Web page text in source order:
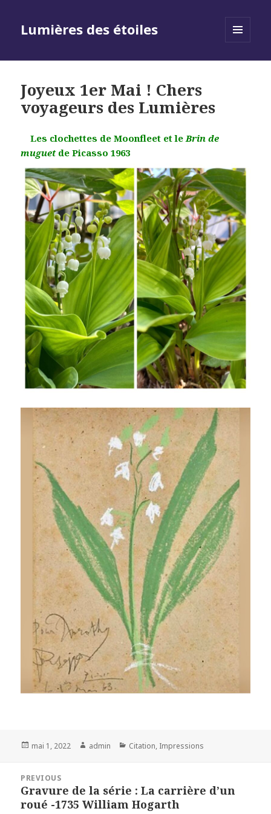
Lumières des étoiles
Joyeux 1er Mai ! Chers
voyageurs des Lumières
Les clochettes de Moonfleet et leBrin de
muguet de Picasso 1963
Posted
mai 1, 2022 Author
admin Categories
Citation, Impressions
l’article
PREVIOUS
Previous
post:
Gravure de la série : La carrière d’un
roué -1735 William Hogarth